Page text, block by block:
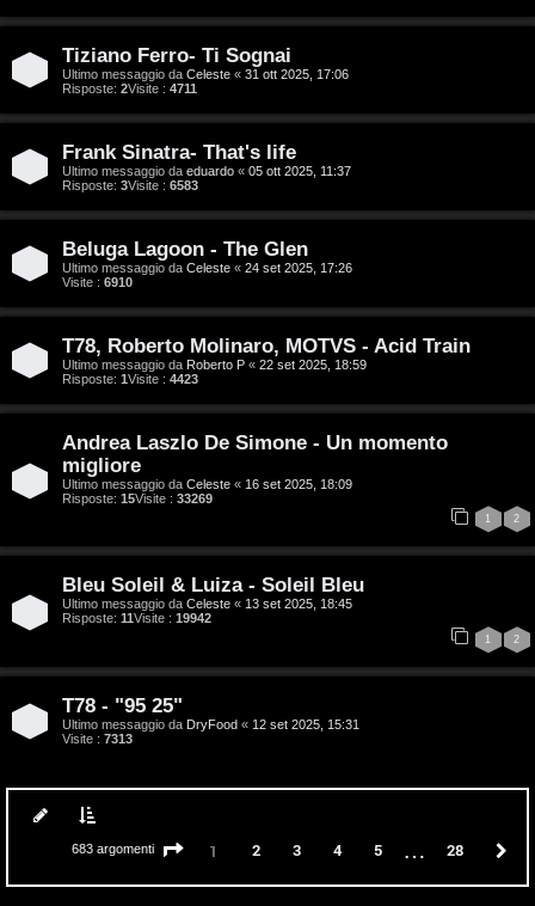
c
a
F
A
Q
Tiziano Ferro- Ti Sognai
Ultimo messaggio da Celeste « 31 ott 2025, 17:06
Risposte: 2Visite : 4711
Frank Sinatra- That's life
Ultimo messaggio da eduardo « 05 ott 2025, 11:37
Risposte: 3Visite : 6583
Beluga Lagoon - The Glen
Ultimo messaggio da Celeste « 24 set 2025, 17:26
Visite : 6910
T78, Roberto Molinaro, MOTVS - Acid Train
Ultimo messaggio da Roberto P « 22 set 2025, 18:59
Risposte: 1Visite : 4423
Andrea Laszlo De Simone - Un momento
migliore
Ultimo messaggio da Celeste « 16 set 2025, 18:09
Risposte: 15Visite : 33269
1 2
Bleu Soleil & Luiza - Soleil Bleu
Ultimo messaggio da Celeste « 13 set 2025, 18:45
Risposte: 11Visite : 19942
1 2
T78 - "95 25"
Ultimo messaggio da DryFood « 12 set 2025, 15:31
Visite : 7313
683 argomenti Pagina di
1 2 3 4 5 … 28
n
i
l
i
D
i
g
i
t
l
t
o
e
:
i